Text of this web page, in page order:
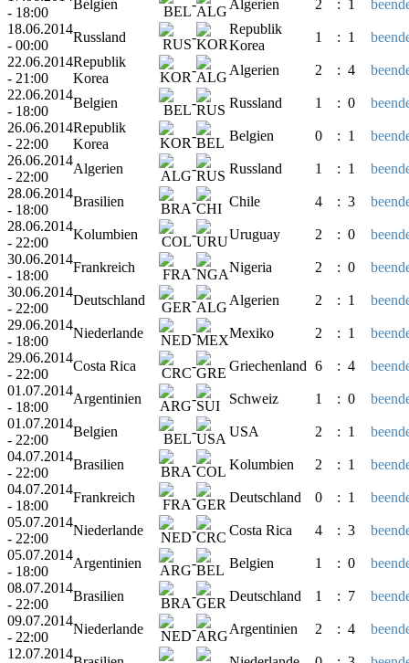
- 18:00
Belgien - Algerien 2 : 1
18.06.2014
- 00:00
Russland -
Republik
Korea
1 : 1
22.06.2014
- 21:00
Republik
Korea
- Algerien 2 : 4
22.06.2014
- 18:00
Belgien - Russland 1 : 0
26.06.2014
- 22:00
Republik
Korea
- Belgien 0 : 1
26.06.2014
- 22:00
Algerien - Russland 1 : 1
28.06.2014
- 18:00
Brasilien - Chile 4 : 3
28.06.2014
- 22:00
Kolumbien - Uruguay 2 : 0
30.06.2014
- 18:00
Frankreich - Nigeria 2 : 0
30.06.2014
- 22:00
Deutschland - Algerien 2 : 1
29.06.2014
- 18:00
Niederlande - Mexiko 2 : 1
29.06.2014
- 22:00
Costa Rica - Griechenland 6 : 4
01.07.2014
- 18:00
Argentinien - Schweiz 1 : 0
01.07.2014
- 22:00
Belgien - USA 2 : 1
04.07.2014
- 22:00
Brasilien - Kolumbien 2 : 1
04.07.2014
- 18:00
Frankreich - Deutschland 0 : 1
05.07.2014
- 22:00
Niederlande - Costa Rica 4 : 3
05.07.2014
- 18:00
Argentinien - Belgien 1 : 0
08.07.2014
- 22:00
Brasilien - Deutschland 1 : 7
09.07.2014
- 22:00
Niederlande - Argentinien 2 : 4
12.07.2014